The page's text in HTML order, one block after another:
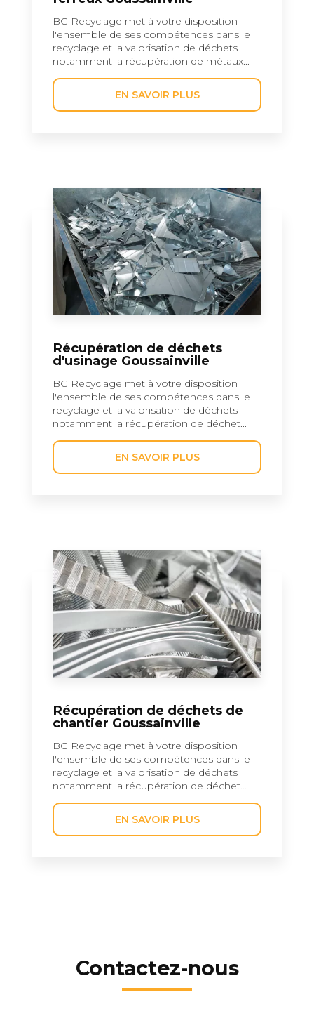
BG Recyclage met à votre disposition
l'ensemble de ses compétences dans le
recyclage et la valorisation de déchets
notamment la récupération de métaux...
EN SAVOIR PLUS
Récupération de déchets
d'usinage Goussainville
BG Recyclage met à votre disposition
l'ensemble de ses compétences dans le
recyclage et la valorisation de déchets
notamment la récupération de déchet...
EN SAVOIR PLUS
Récupération de déchets de
chantier Goussainville
BG Recyclage met à votre disposition
l'ensemble de ses compétences dans le
recyclage et la valorisation de déchets
notamment la récupération de déchet...
EN SAVOIR PLUS
Contactez-nous